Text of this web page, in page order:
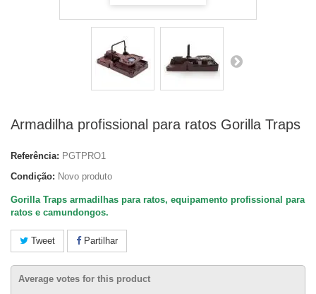
Armadilha profissional para ratos Gorilla Traps
Referência: PGTPRO1
Condição: Novo produto
Gorilla Traps armadilhas para ratos, equipamento profissional para
ratos e camundongos.
Tweet Partilhar
Average votes for this product